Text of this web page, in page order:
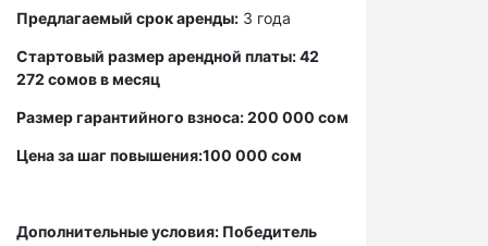
Предлагаемый срок аренды: 3 года
Стартовый размер арендной платы: 42
272 сомов в месяц
Размер гарантийного взноса: 200 000 сом
Цена за шаг повышения:100 000 сом
Дополнительные условия: Победитель